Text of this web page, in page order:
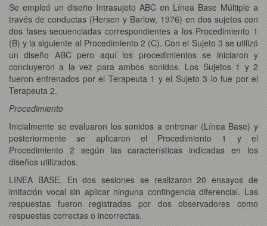
Se empleó un diseño Intrasujeto ABC en Línea Base Múltiple a
través de conductas (Hersen y Barlow, 1976) en dos sujetos con
dos fases secuenciadas correspondientes a los Procedimiento 1
(B) y la siguiente al Procedimiento 2 (C). Con el Sujeto 3 se utilizó
un diseño ABC pero aquí los procedimientos se iniciaron y
concluyeron a la vez para ambos sonidos. Los Sujetos 1 y 2
fueron entrenados por el Terapeuta 1 y el Sujeto 3 lo fue por el
Terapeuta 2.
Procedimiento
Inicialmente se evaluaron los sonidos a entrenar (Línea Base) y
posteriormente se aplicaron el Procedimiento 1 y el
Procedimiento 2 según las características indicadas en los
diseños utilizados.
LINEA BASE. En dos sesiones se realizaron 20 ensayos de
imitación vocal sin aplicar ninguna contingencia diferencial. Las
respuestas fueron registradas por dos observadores como
respuestas correctas o incorrectas.